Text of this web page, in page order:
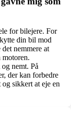
for bilejere. For
din bil mod
nemmere at
motoren.
nemt. På
der kan forbedre
sikkert at eje en